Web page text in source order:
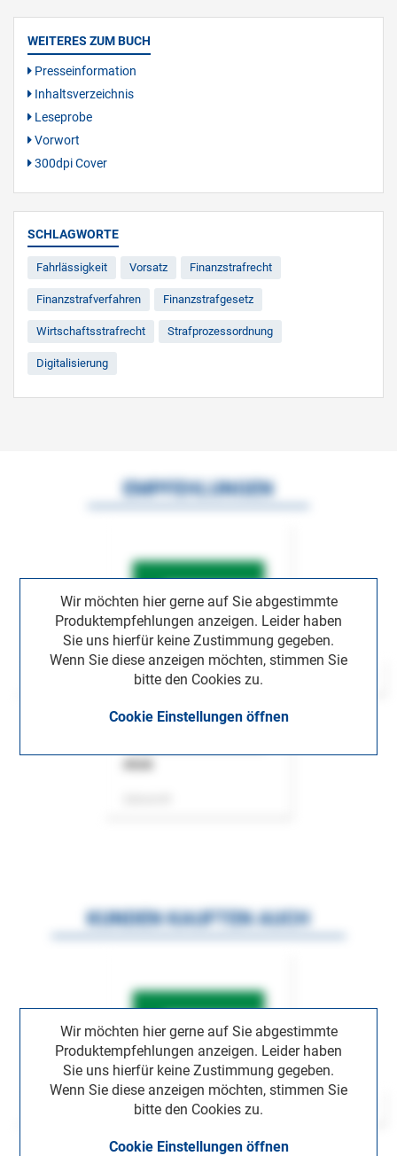
WEITERES ZUM BUCH
Presseinformation
Inhaltsverzeichnis
Leseprobe
Vorwort
300dpi Cover
SCHLAGWORTE
Fahrlässigkeit Vorsatz Finanzstrafrecht
Finanzstrafverfahren Finanzstrafgesetz
Wirtschaftsstrafrecht Strafprozessordnung
Digitalisierung
Wir möchten hier gerne auf Sie abgestimmte
Produktempfehlungen anzeigen. Leider haben
Sie uns hierfür keine Zustimmung gegeben.
Wenn Sie diese anzeigen möchten, stimmen Sie
bitte den Cookies zu.
Cookie Einstellungen öffnen
EMPFEHLUNGEN
Wir möchten hier gerne auf Sie abgestimmte
Produktempfehlungen anzeigen. Leider haben
Sie uns hierfür keine Zustimmung gegeben.
Wenn Sie diese anzeigen möchten, stimmen Sie
bitte den Cookies zu.
Cookie Einstellungen öffnen
KUNDEN KAUFTEN AUCH